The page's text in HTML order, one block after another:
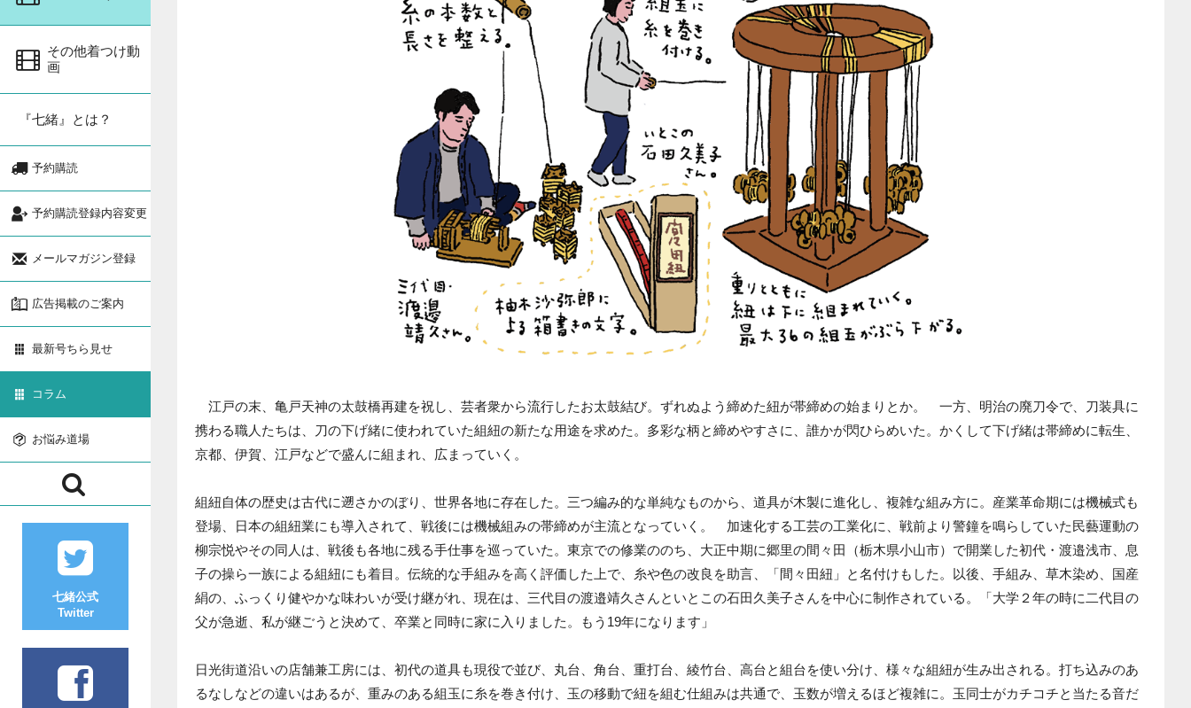
その他着つけ動
画
『七緒』とは？
予約購読
予約購読登録内容変更
メールマガジン登録
広告掲載のご案内
最新号ちら見せ
コラム
お悩み道場
七緒公式
Twitter
江戸の末、亀戸天神の太鼓橋再建を祝し、芸者衆から流行したお太鼓結び。ずれぬよう締めた紐が帯締めの始まりとか。 一方、明治の廃刀令で、刀装具に
携わる職人たちは、刀の下げ緒に使われていた組紐の新たな用途を求めた。多彩な柄と締めやすさに、誰かが閃ひらめいた。かくして下げ緒は帯締めに転生、
京都、伊賀、江戸などで盛んに組まれ、広まっていく。
組紐自体の歴史は古代に遡さかのぼり、世界各地に存在した。三つ編み的な単純なものから、道具が木製に進化し、複雑な組み方に。産業革命期には機械式も
登場、日本の組紐業にも導入されて、戦後には機械組みの帯締めが主流となっていく。 加速化する工芸の工業化に、戦前より警鐘を鳴らしていた民藝運動の
柳宗悦やその同人は、戦後も各地に残る手仕事を巡っていた。東京での修業ののち、大正中期に郷里の間々田（栃木県小山市）で開業した初代・渡邉浅市、息
子の操ら一族による組紐にも着目。伝統的な手組みを高く評価した上で、糸や色の改良を助言、「間々田紐」と名付けもした。以後、手組み、草木染め、国産
絹の、ふっくり健やかな味わいが受け継がれ、現在は、三代目の渡邉靖久さんといとこの石田久美子さんを中心に制作されている。「大学２年の時に二代目の
父が急逝、私が継ごうと決めて、卒業と同時に家に入りました。もう19年になります」
日光街道沿いの店舗兼工房には、初代の道具も現役で並び、丸台、角台、重打台、綾竹台、高台と組台を使い分け、様々な組紐が生み出される。打ち込みのあ
るなしなどの違いはあるが、重みのある組玉に糸を巻き付け、玉の移動で紐を組む仕組みは共通で、玉数が増えるほど複雑に。玉同士がカチコチと当たる音だ